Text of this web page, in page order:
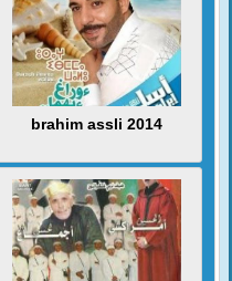
brahim assli 2014